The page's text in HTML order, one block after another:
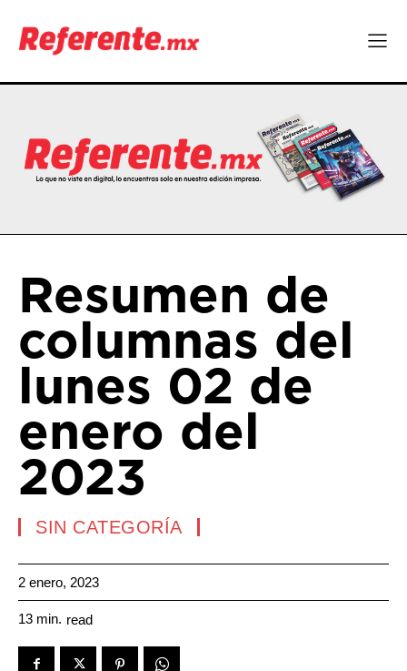
Resumen de
columnas del
lunes 02 de
enero del
2023
SIN CATEGORÍA
2 enero, 2023
13 min. read